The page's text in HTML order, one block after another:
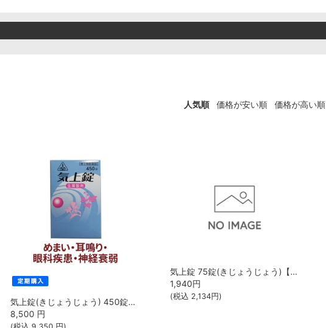
人気順 価格が安い順 価格が高い順
気上錠(きじょうじょう) 450錠【第2類医薬品】[ホノミ剤盛堂薬品]【202309▲】【定期便】
8,500 円
気上錠 75錠(きじょうじょう)【第2類医薬品】[ホノミ剤盛堂薬品]【202309▲】
1,940円
(税込 2,134円)